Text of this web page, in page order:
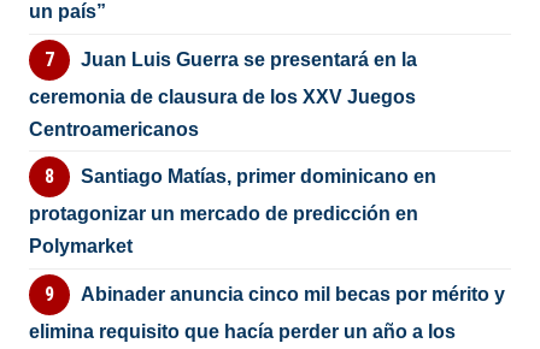
un país”
Juan Luis Guerra se presentará en la
ceremonia de clausura de los XXV Juegos
Centroamericanos
Santiago Matías, primer dominicano en
protagonizar un mercado de predicción en
Polymarket
Abinader anuncia cinco mil becas por mérito y
elimina requisito que hacía perder un año a los